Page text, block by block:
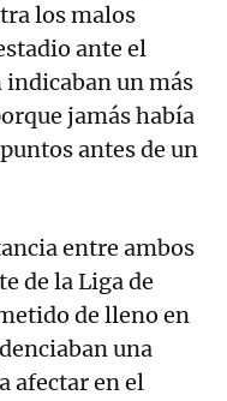
los malos
ante el
indicaban un más
jamás había
antes de un
entre ambos
de la Liga de
de lleno en
una
afectar en el